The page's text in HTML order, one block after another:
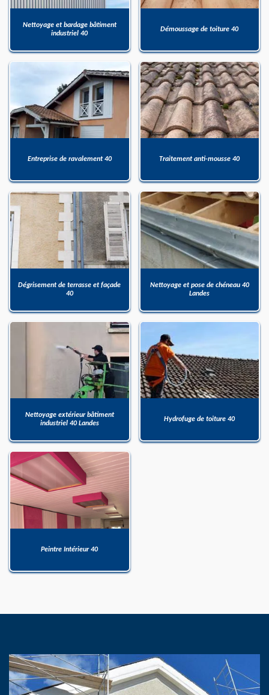
Nettoyage et bardage bâtiment
industriel 40
Démoussage de toiture 40
Entreprise de ravalement 40 Traitement anti-mousse 40
Dégrisement de terrasse et façade
40
Nettoyage et pose de chéneau 40
Landes
Nettoyage extérieur bâtiment
industriel 40 Landes
Hydrofuge de toiture 40
Peintre Intérieur 40